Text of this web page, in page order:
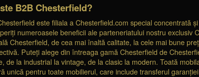
B2B Chesterfield?
este filiala a Chesterfield.com special concentrată
numeroasele beneficii ale parteneriatului nostru
Chesterfield, de cea mai înaltă calitate, la cele mai bune
Puteți alege din întreaga gamă Chesterfield de
de la industrial la vintage, de la clasic la modern. Toată
unică pentru toate mobilierul, care include transferul